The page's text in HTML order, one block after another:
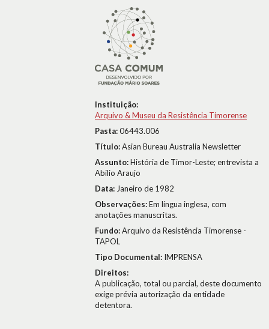
Instituição:
Arquivo & Museu da Resistência Timorense
Pasta:06443.006
Título:Asian Bureau Australia Newsletter
Assunto:História de Timor-Leste; entrevista a
Abilio Araujo
Data: Janeiro de 1982
Observações:Em língua inglesa, com
anotações manuscritas.
Fundo:Arquivo da Resistência Timorense -
TAPOL
Tipo Documental: IMPRENSA
Direitos:
A publicação, total ou parcial, deste documento
exige prévia autorização da entidade
detentora.